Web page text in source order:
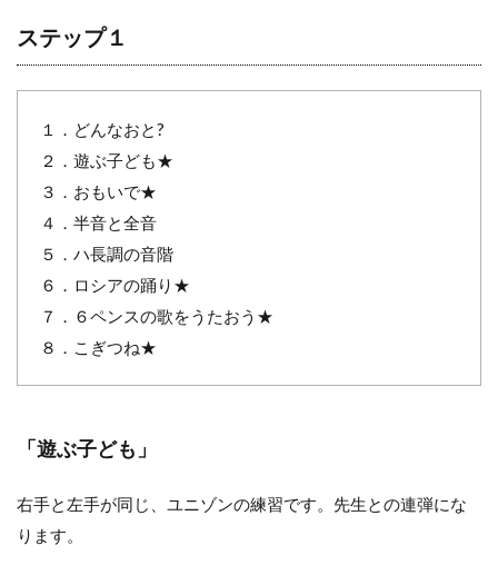
ステップ１
１．どんなおと?
２．遊ぶ子ども★
３．おもいで★
４．半音と全音
５．ハ長調の音階
６．ロシアの踊り★
７．６ペンスの歌をうたおう★
８．こぎつね★
「遊ぶ子ども」
右手と左手が同じ、ユニゾンの練習です。先生との連弾にな
ります。